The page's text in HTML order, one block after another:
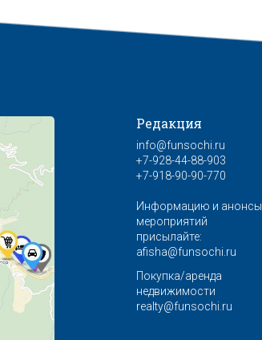
Редакция
info@funsochi.ru
+7-928-44-88-903
+7-918-90-90-770
Информацию и анонсы
мероприятий
присылайте:
afisha@funsochi.ru
Покупка/аренда
недвижимости
realty@funsochi.ru